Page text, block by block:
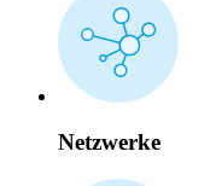
Netzwerke